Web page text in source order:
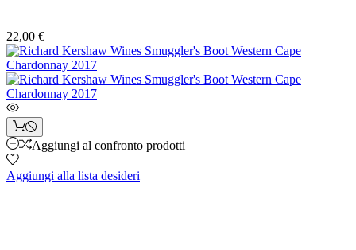
22,00 €
Aggiungi al confronto prodotti
Aggiungi alla lista desideri